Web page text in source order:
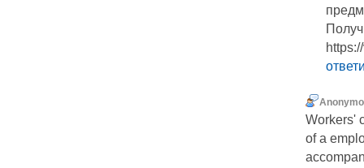
Workers'
of a